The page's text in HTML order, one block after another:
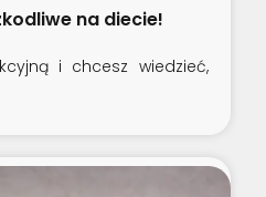
na diecie!
i chcesz wiedzieć,